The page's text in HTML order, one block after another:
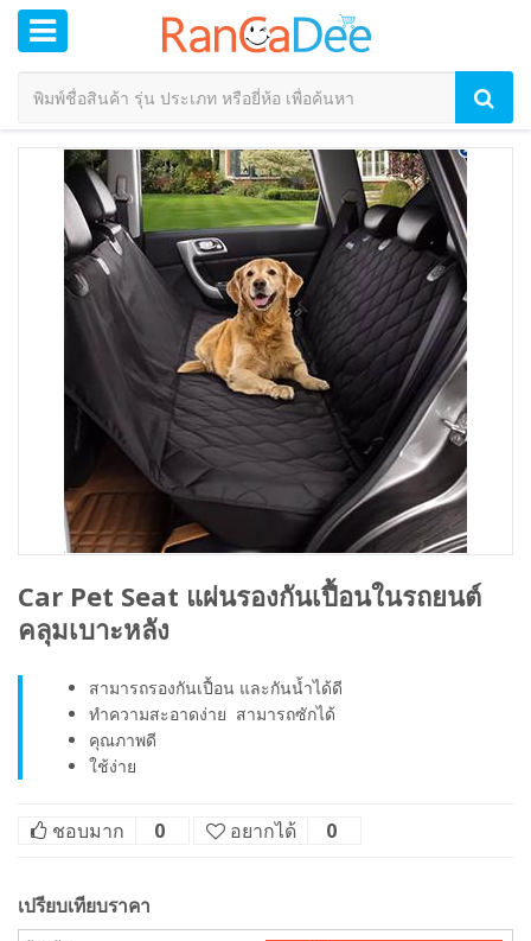
Car Pet Seat แผ่นรองกันเปื้อนในรถยนต์
คลุมเบาะหลัง
สามารถรองกันเปื้อน และกันน้ำได้ดี
ทำความสะอาดง่าย สามารถซักได้
คุณภาพดี
ใช้ง่าย
ชอบมาก 0 อยากได้ 0
เปรียบเทียบราคา